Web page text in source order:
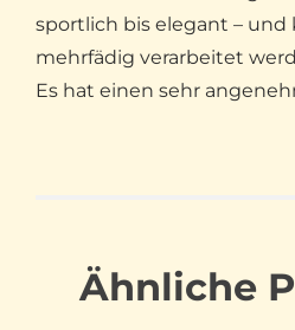
sportlich bis elegant – und
mehrfädig verarbeitet
Es hat einen sehr
Ähnliche